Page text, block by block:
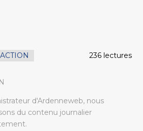
236 lectures
d'Ardenneweb, nous
du contenu journalier